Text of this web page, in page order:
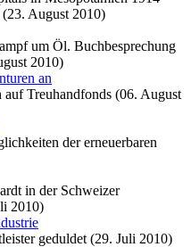
August 2010)
um Öl. Buchbesprechung
2010)
an
Treuhandfonds (06. August
der erneuerbaren
in der Schweizer
2010)
geduldet (29. Juli 2010)